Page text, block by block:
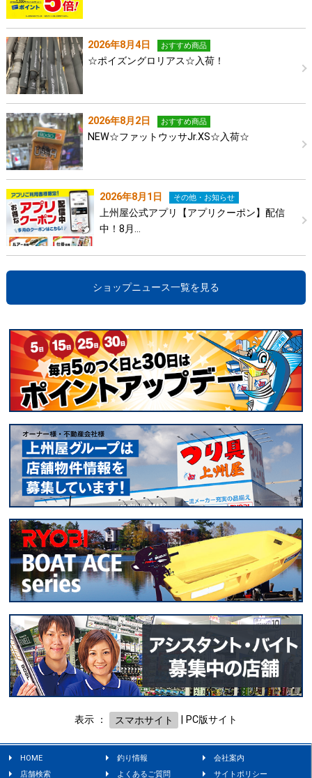
2026年8月4日 おすすめ商品
☆ポイズングロリアス☆入荷！
2026年8月2日 おすすめ商品
NEW☆ファットウッサJr.XS☆入荷☆
2026年8月1日 その他・お知らせ
上州屋公式アプリ【アプリクーポン】配信
中！8月…
ショップニュース一覧を見る
表示 ： スマホサイト PC版サイト
HOME 釣り情報
会社案内
店舗検索
よくあるご質問 サイトポリシー